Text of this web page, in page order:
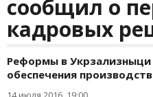
сообщил о
кадровых
Реформы в Укрзализныци
обеспечения